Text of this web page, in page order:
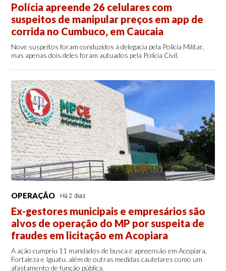
Polícia apreende 26 celulares com
suspeitos de manipular preços em app de
corrida no Cumbuco, em Caucaia
Nove suspeitos foram conduzidos à delegacia pela Polícia Militar,
mas apenas dois deles foram autuados pela Polícia Civil.
OPERAÇÃO Há 2 dias
Ex-gestores municipais e empresários são
alvos de operação do MP por suspeita de
fraudes em licitação em Acopiara
A ação cumpriu 11 mandados de busca e apreensão em Acopiara,
Fortaleza e Iguatu, além de outras medidas cautelares como um
afastamento de função pública.